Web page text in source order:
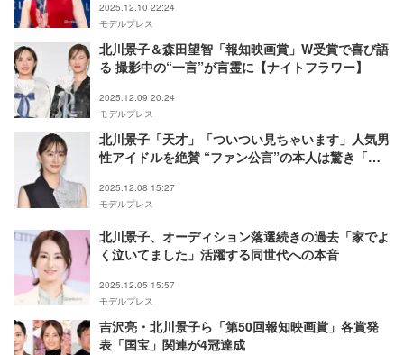
AWARDS 2025】
2025.12.10 22:24
モデルプレス
北川景子＆森田望智「報知映画賞」W受賞で喜び語
る 撮影中の“一言”が言霊に【ナイトフラワー】
2025.12.09 20:24
モデルプレス
北川景子「天才」「ついつい見ちゃいます」人気男
性アイドルを絶賛 “ファン公言”の本人は驚き「こ
2025.12.08 15:27
モデルプレス
北川景子、オーディション落選続きの過去「家でよ
く泣いてました」活躍する同世代への本音
2025.12.05 15:57
モデルプレス
吉沢亮・北川景子ら「第50回報知映画賞」各賞発
表「国宝」関連が4冠達成